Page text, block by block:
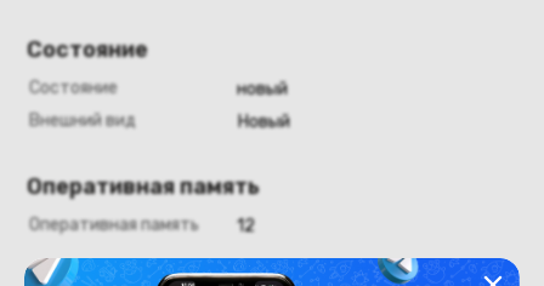
Состояние
Состояние
новый
Внешний вид
Новый
Оперативная память
Оперативная память 12